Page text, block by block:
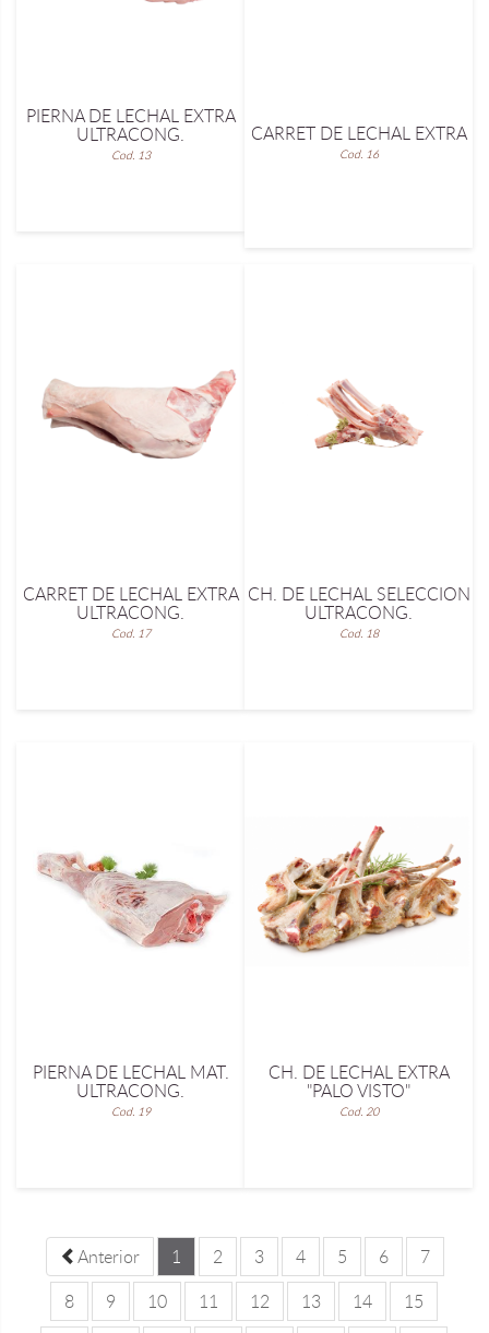
PIERNA DE LECHAL EXTRA
ULTRACONG.
Cod. 13
CARRET DE LECHAL EXTRA
Cod. 16
CARRET DE LECHAL EXTRA
ULTRACONG.
Cod. 17
CH. DE LECHAL SELECCION
ULTRACONG.
Cod. 18
PIERNA DE LECHAL MAT.
ULTRACONG.
Cod. 19
CH. DE LECHAL EXTRA
"PALO VISTO"
Cod. 20
Anterior 1 2 3 4 5 6
7
8
9 10 11 12 13 14
15